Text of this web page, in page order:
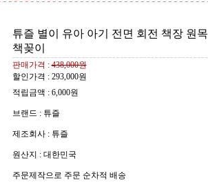
튜즐 별이 유아 아기 전면 회전 책장 원목
책꽂이
판매가격 :438,000원
할인가격 : 293,000원
적립금액 : 6,000원
브랜드 : 튜즐
제조회사 : 튜즐
원산지 : 대한민국
주문제작으로 주문 순차적 배송